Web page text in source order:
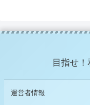
目指せ
運営者情報